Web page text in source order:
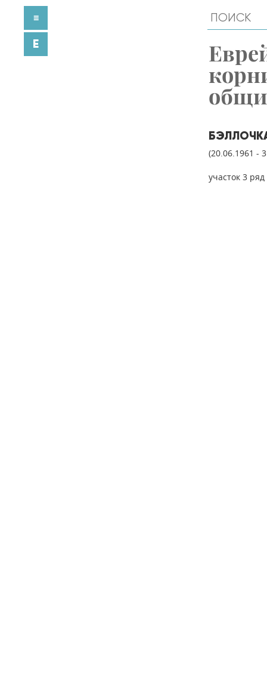
(20.06.1961 -
участок 3
≡
E